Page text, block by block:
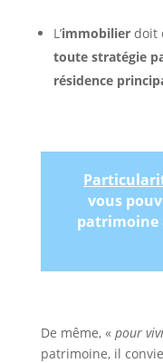
L’immobilierdoit
toute stratégie
résidence
vous
patrimoine
De même, « pour
patrimoine, il